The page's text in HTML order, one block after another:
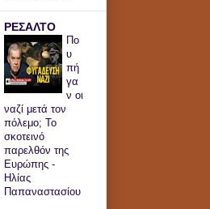
ΡΕΣΑΛΤΟ
Πο
υ
πή
γα
ν οι
ναζί μετά τον
πόλεμο; Το
σκοτεινό
παρελθόν της
Ευρώπης -
Ηλίας
Παπαναστασίου